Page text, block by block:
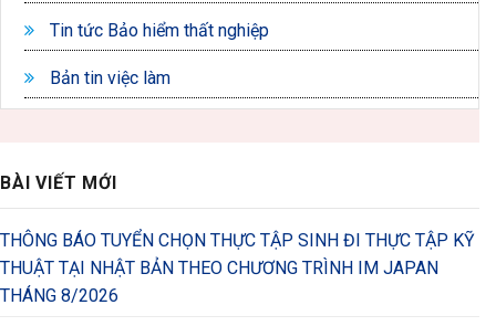
Tin tức Bảo hiểm thất nghiệp
Bản tin việc làm
BÀI VIẾT MỚI
THÔNG BÁO TUYỂN CHỌN THỰC TẬP SINH ĐI THỰC TẬP KỸ
THUẬT TẠI NHẬT BẢN THEO CHƯƠNG TRÌNH IM JAPAN
THÁNG 8/2026